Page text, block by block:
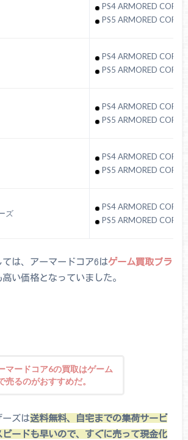
PS4 ARMORED CORE
PS5 ARMORED CORE
PS4 ARMORED CORE
PS5 ARMORED CORE
PS4 ARMORED CORE
PS5 ARMORED CORE
PS4 ARMORED CORE
PS5 ARMORED CORE
ズ
PS4 ARMORED CORE
PS5 ARMORED CORE
ては、アーマードコア6はゲーム買取ブラ
い価格となっていました。
マードコア6の買取はゲーム
売るのがおすすめだ。
ズは送料無料、自宅までの集荷サービ
ードも早いので、すぐに売って現金化